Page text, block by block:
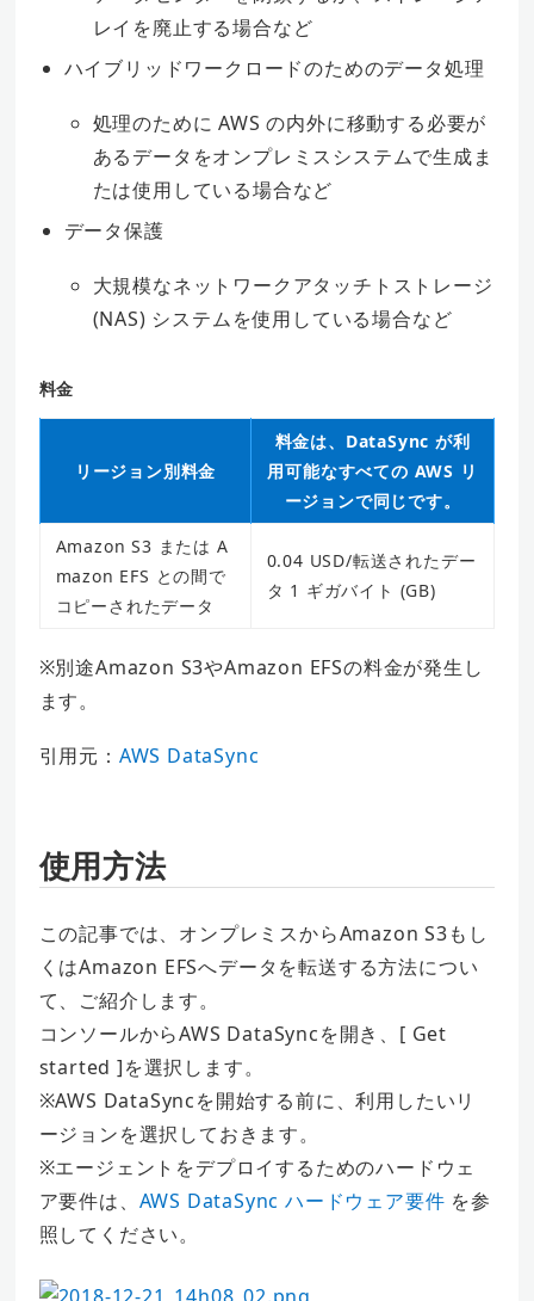
レイを廃止する場合など
ハイブリッドワークロードのためのデータ処理
処理のために AWS の内外に移動する必要が
あるデータをオンプレミスシステムで生成ま
たは使用している場合など
データ保護
大規模なネットワークアタッチトストレージ
(NAS) システムを使用している場合など
料金
リージョン別料金
料金は、DataSync が利
用可能なすべての AWS リ
ージョンで同じです。
Amazon S3 または A
mazon EFS との間で
コピーされたデータ
0.04 USD/転送されたデー
タ 1 ギガバイト (GB)
※別途Amazon S3やAmazon EFSの料金が発生し
ます。
引用元： AWS DataSync
使用方法
この記事では、オンプレミスからAmazon S3もし
くはAmazon EFSへデータを転送する方法につい
て、ご紹介します。
コンソールからAWS DataSyncを開き、[ Get
started ]を選択します。
※AWS DataSyncを開始する前に、利用したいリ
ージョンを選択しておきます。
※エージェントをデプロイするためのハードウェ
ア要件は、 AWS DataSync ハードウェア要件 を参
照してください。